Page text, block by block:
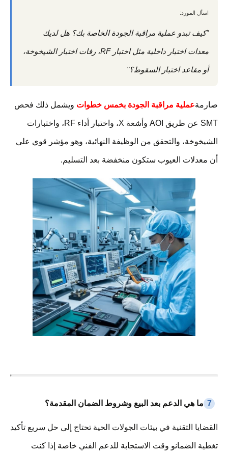
اسأل المورد:
"كيف تبدو عملية مراقبة الجودة الخاصة بك؟ هل لديك
معدات اختبار داخلية مثل اختبار RF، رفات اختبار الشيخوخة،
أو مقاعد اختبار السقوط؟"
صارمةعملية مراقبة الجودة بخمس خطوات ويشمل ذلك فحص
SMT عن طريق AOI وأشعة X، واختبار أداء RF، واختبارات
الشيخوخة، والتحقق من الوظيفة النهائية، وهو مؤشر قوي على
أن معدلات العيوب ستكون منخفضة بعد التسليم.
7 ما هي الدعم بعد البيع وشروط الضمان المقدمة؟
القضايا التقنية في بيئات الجولات الحية تحتاج إلى حل سريع تأكيد
تغطية الضمانو وقت الاستجابة للدعم الفني خاصة إذا كنت